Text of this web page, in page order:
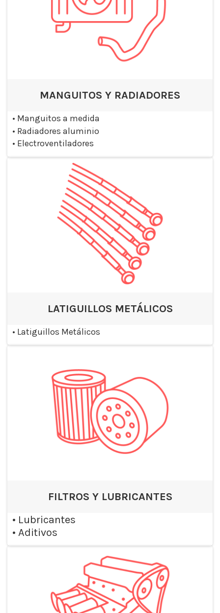
MANGUITOS Y RADIADORES
• Manguitos a medida
• Radiadores aluminio
• Electroventiladores
LATIGUILLOS METÁLICOS
• Latiguillos Metálicos
FILTROS Y LUBRICANTES
• Lubricantes
• Aditivos